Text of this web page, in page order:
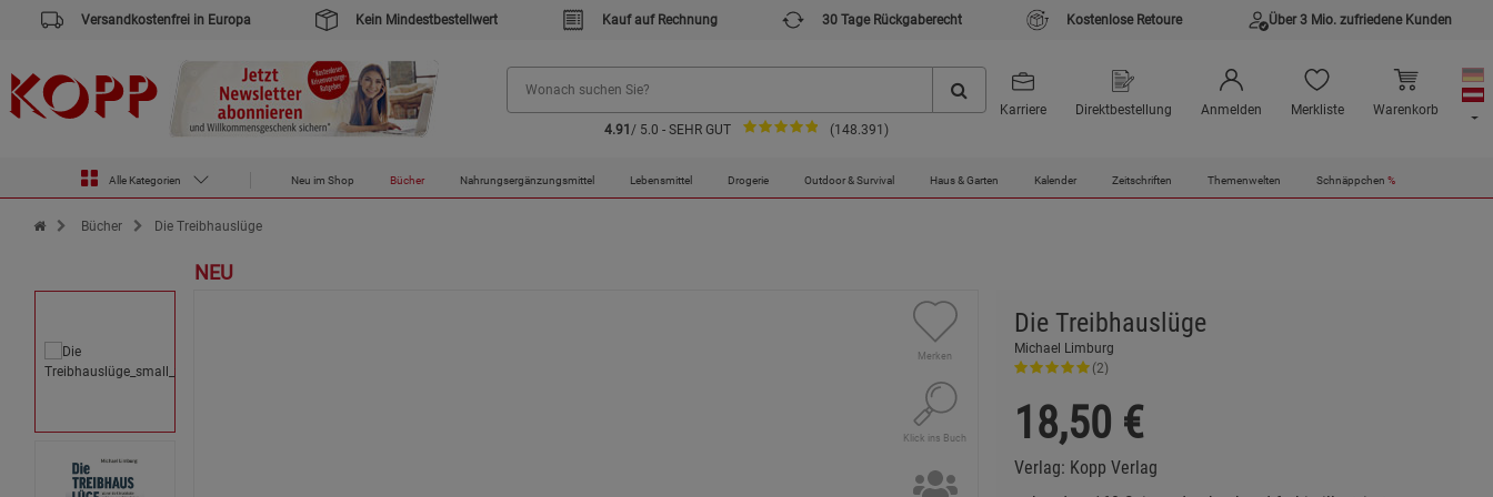
Versandkostenfrei in Europa Kein Mindestbestellwert Kauf auf Rechnung 30 Tage Rückgaberecht Kostenlose Retoure Über 3 Mio. zufriedene Kunden
4.91 / 5.0 - SEHR GUT (148.391)
Karriere Direktbestellung Anmelden Merkliste Warenkorb
Alle Kategorien Neu im Shop Bücher Nahrungsergänzungsmittel Lebensmittel Drogerie Outdoor & Survival Haus & Garten Kalender Zeitschriften Themenwelten Schnäppchen %
Zur Startseite des Kopp Verlag Online-Shop
Bücher Die Treibhauslüge
NEU
Merken
Klick ins Buch
Die Treibhauslüge
Michael Limburg
(2)
18,50 €
Verlag: Kopp Verlag